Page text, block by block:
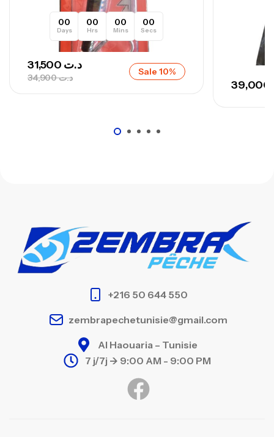
د.ت
د.ت673,000
00
Days
00
Hrs
00
Mins
00
Secs
د.ت34,900
د.ت Sale 10%
+216 50 644 550
zembrapechetunisie@gmail.com
Al Haouaria – Tunisie
7 j/7j -> 9:00 AM - 9:00 PM